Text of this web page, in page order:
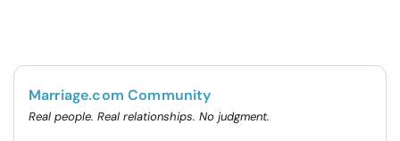
Marriage.com Community
Real people. Real relationships. No judgment.